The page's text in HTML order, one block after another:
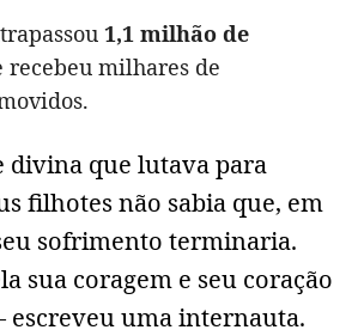
1,1 milhão de
recebeu milhares de
divina que lutava para
filhotes não sabia que, em
sofrimento terminaria.
sua coragem e seu coração
uma internauta.